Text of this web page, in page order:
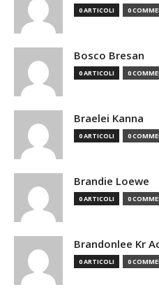
0 ARTICOLI 0
Bosco Bresan
0 ARTICOLI 0
Braelei Kanna
0 ARTICOLI 0
Brandie Loewe
0 ARTICOLI 0
Brandonlee Kr
0 ARTICOLI 0